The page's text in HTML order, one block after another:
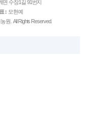
면 수장1길 91번지
: 모현예
원. All Rights Reserved.